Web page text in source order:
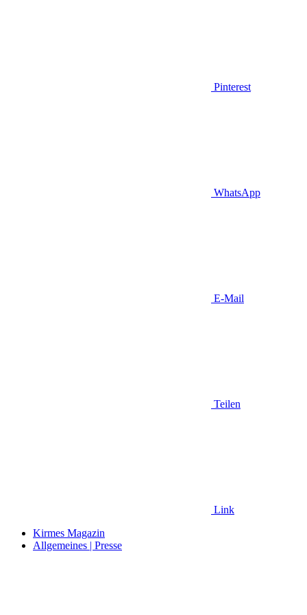
Pinterest
WhatsApp
E-Mail
Teilen
Link
Kirmes Magazin
Allgemeines | Presse